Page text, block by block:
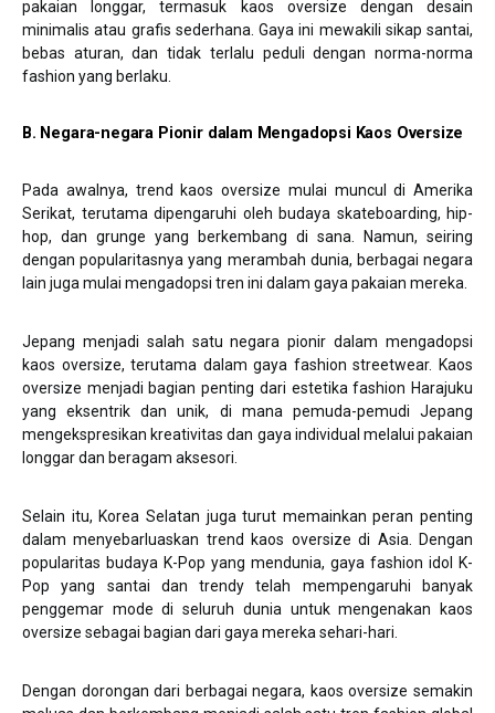
pakaian longgar, termasuk kaos oversize dengan desain
minimalis atau grafis sederhana. Gaya ini mewakili sikap santai,
bebas aturan, dan tidak terlalu peduli dengan norma-norma
fashion yang berlaku.
B. Negara-negara Pionir dalam Mengadopsi Kaos Oversize
Pada awalnya, trend kaos oversize mulai muncul di Amerika
Serikat, terutama dipengaruhi oleh budaya skateboarding, hip-
hop, dan grunge yang berkembang di sana. Namun, seiring
dengan popularitasnya yang merambah dunia, berbagai negara
lain juga mulai mengadopsi tren ini dalam gaya pakaian mereka.
Jepang menjadi salah satu negara pionir dalam mengadopsi
kaos oversize, terutama dalam gaya fashion streetwear. Kaos
oversize menjadi bagian penting dari estetika fashion Harajuku
yang eksentrik dan unik, di mana pemuda-pemudi Jepang
mengekspresikan kreativitas dan gaya individual melalui pakaian
longgar dan beragam aksesori.
Selain itu, Korea Selatan juga turut memainkan peran penting
dalam menyebarluaskan trend kaos oversize di Asia. Dengan
popularitas budaya K-Pop yang mendunia, gaya fashion idol K-
Pop yang santai dan trendy telah mempengaruhi banyak
penggemar mode di seluruh dunia untuk mengenakan kaos
oversize sebagai bagian dari gaya mereka sehari-hari.
Dengan dorongan dari berbagai negara, kaos oversize semakin